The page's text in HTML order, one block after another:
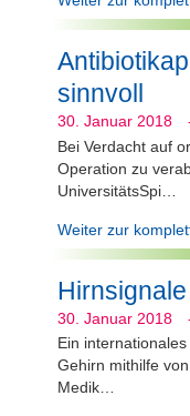
sinnvoll
30. Januar 2018
Bei Verdacht auf
Operation zu
UniversitätsSpi…
Weiter zur
30. Januar 2018
Ein
Gehirn mithilfe
Medik…